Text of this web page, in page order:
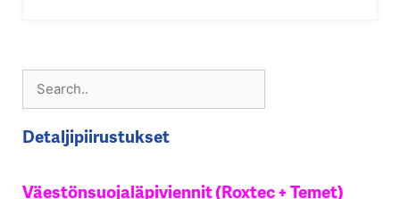
Detaljipiirustukset
Väestönsuojaläpiviennit (Roxtec + Temet)